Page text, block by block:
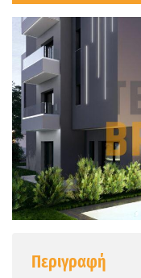
Περιγραφή